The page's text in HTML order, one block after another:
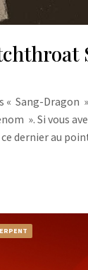
« Sang-
». Si vous
dernier au